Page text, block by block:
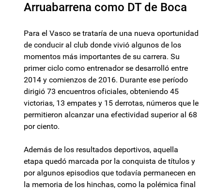
Arruabarrena como DT de Boca
Para el Vasco se trataría de una nueva oportunidad
de conducir al club donde vivió algunos de los
momentos más importantes de su carrera. Su
primer ciclo como entrenador se desarrolló entre
2014 y comienzos de 2016. Durante ese período
dirigió 73 encuentros oficiales, obteniendo 45
victorias, 13 empates y 15 derrotas, números que le
permitieron alcanzar una efectividad superior al 68
por ciento.
Además de los resultados deportivos, aquella
etapa quedó marcada por la conquista de títulos y
por algunos episodios que todavía permanecen en
la memoria de los hinchas, como la polémica final